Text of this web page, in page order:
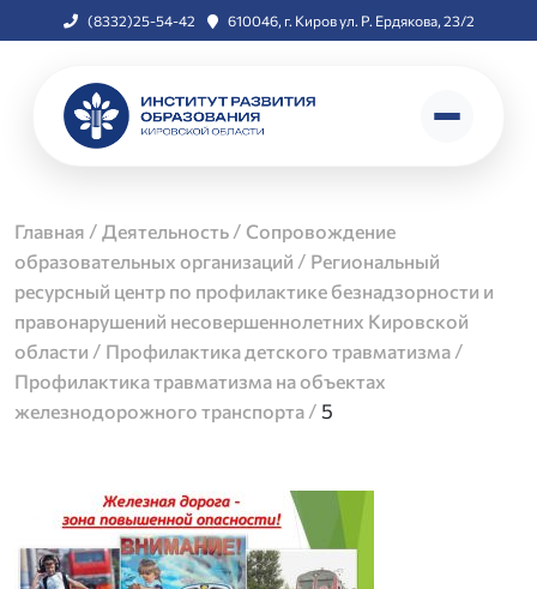
(8332)25-54-42 610046, г. Киров ул. Р. Ердякова, 23/2
Главная / Деятельность / Сопровождение
образовательных организаций / Региональный
ресурсный центр по профилактике безнадзорности и
правонарушений несовершеннолетних Кировской
области / Профилактика детского травматизма /
Профилактика травматизма на объектах
железнодорожного транспорта /5